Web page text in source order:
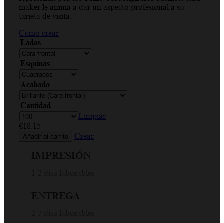
€383.57
maker le anima a dar un aspecto profesional a su
tarjeta de visita.
Cómo crear
Lados
Esquinas
Acabado
Cantidad
Limpiar
€18.15
Añadir al carrito Crear